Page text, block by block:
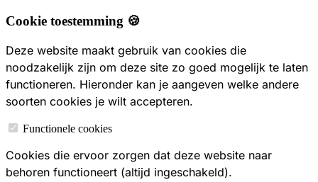
Cookie toestemming 🍪
Deze website maakt gebruik van cookies die
noodzakelijk zijn om deze site zo goed mogelijk te laten
functioneren. Hieronder kan je aangeven welke andere
soorten cookies je wilt accepteren.
Functionele cookies
Cookies die ervoor zorgen dat deze website naar
behoren functioneert (altijd ingeschakeld).